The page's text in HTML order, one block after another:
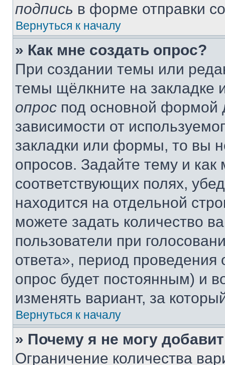
подпись в форме отправки
Вернуться к началу
» Как мне создать опрос?
При создании темы или
темы щёлкните на
опрос под основной формой
зависимости от
закладки или формы, то вы
опросов. Задайте тему и
соответствующих полях,
находится на отдельной
можете задать количество
пользователи при
ответа», период проведения
опрос будет постоянным) и
изменять вариант, за
Вернуться к началу
» Почему я не могу
Ограничение количества